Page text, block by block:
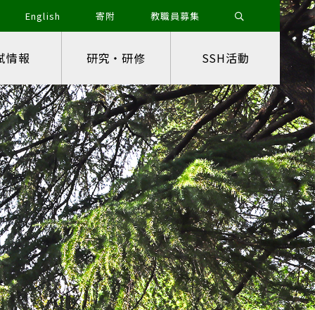
情報 研究・研修 SSH活動
English 寄附 教職員募集